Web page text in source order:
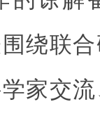
绕联
家交